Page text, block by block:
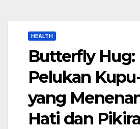
HEALTH
Butterfly Hug:
Pelukan
yang
Hati dan